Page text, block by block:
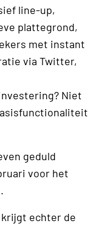
line-up,
plattegrond,
met instant
via Twitter,
Niet
geduld
voor het
echter de